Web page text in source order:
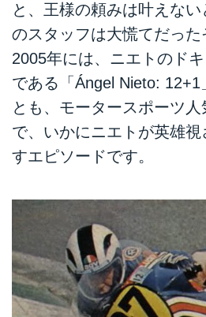
と、王様の頼みは叶えな
のスタッフは大慌てだった
2005年には、ニエトのド
である「Ángel Nieto: 12+1
とも、モータースポーツ
で、いかにニエトが英雄
すエピソードです。